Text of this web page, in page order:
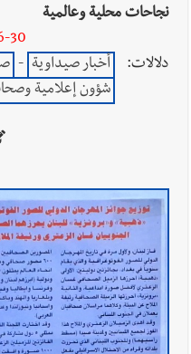
نجاحات محلية وعالمية
30
دلالات:
أخبار صيداوية -
شؤون إعلامية